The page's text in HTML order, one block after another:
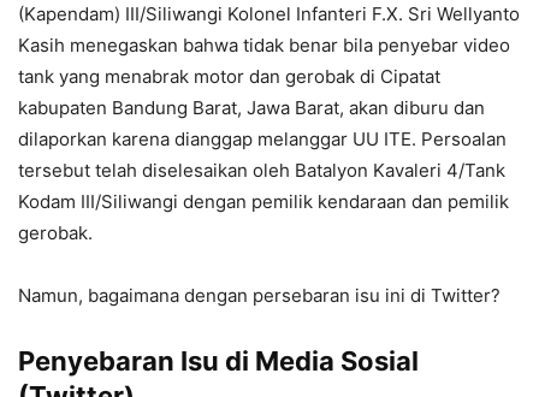
(Kapendam) III/Siliwangi Kolonel Infanteri F.X. Sri Wellyanto
Kasih menegaskan bahwa tidak benar bila penyebar video
tank yang menabrak motor dan gerobak di Cipatat
kabupaten Bandung Barat, Jawa Barat, akan diburu dan
dilaporkan karena dianggap melanggar UU ITE. Persoalan
tersebut telah diselesaikan oleh Batalyon Kavaleri 4/Tank
Kodam III/Siliwangi dengan pemilik kendaraan dan pemilik
gerobak.
Namun, bagaimana dengan persebaran isu ini di Twitter?
Penyebaran Isu di Media Sosial